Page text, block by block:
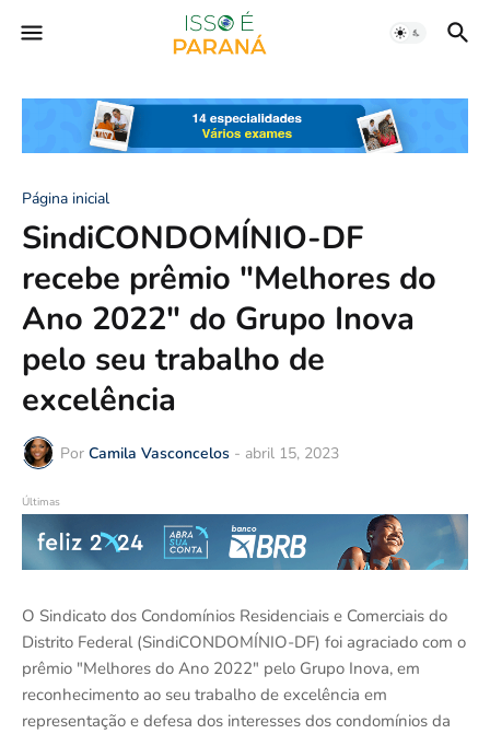
Página inicial
SindiCONDOMÍNIO-DF
recebe prêmio "Melhores do
Ano 2022" do Grupo Inova
pelo seu trabalho de
excelência
Por Camila Vasconcelos - abril 15, 2023
Últimas
O Sindicato dos Condomínios Residenciais e Comerciais do
Distrito Federal (SindiCONDOMÍNIO-DF) foi agraciado com o
prêmio "Melhores do Ano 2022" pelo Grupo Inova, em
reconhecimento ao seu trabalho de excelência em
representação e defesa dos interesses dos condomínios da